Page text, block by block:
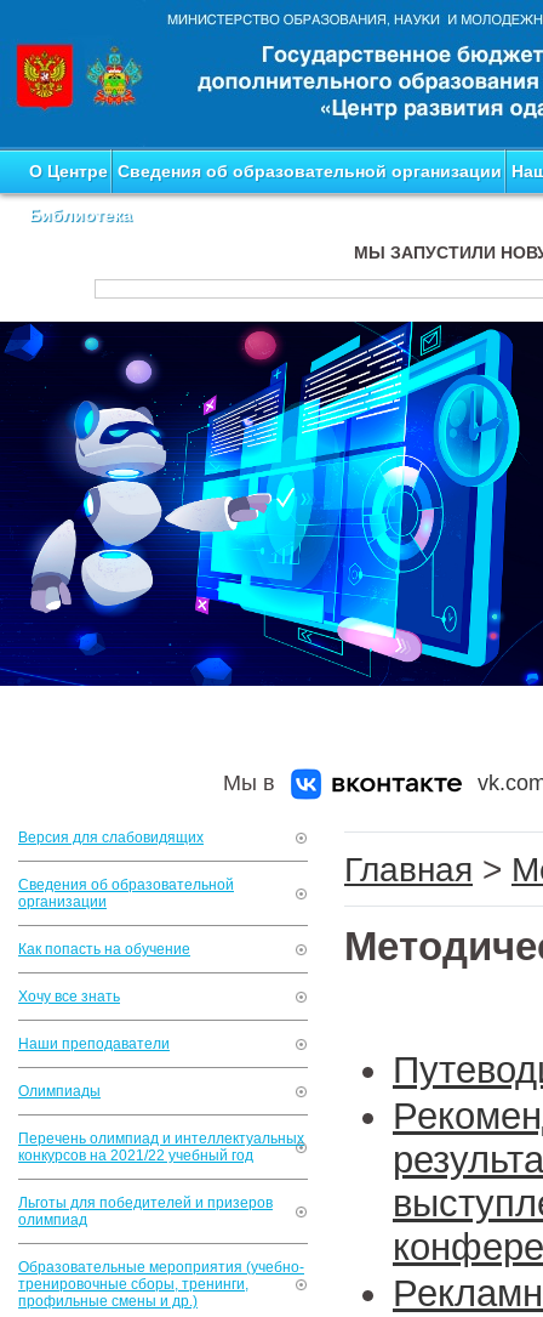
О Центре Сведения об образовательной организации
Библиотека
МЫ ЗАПУСТИЛИ
Мы в
Версия для слабовидящих
Сведения об образовательной
организации
Как попасть на обучение
Хочу все знать
Наши преподаватели
Олимпиады
Перечень олимпиад и интеллектуальных
конкурсов на 2021/22 учебный год
Льготы для победителей и призеров
олимпиад
Образовательные мероприятия (учебно-
тренировочные сборы, тренинги,
профильные смены и др.)
Главная >